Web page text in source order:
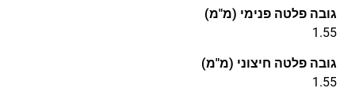
גובה פלטה פנימי (מ"מ)
1.55
גובה פלטה חיצוני (מ"מ)
1.55